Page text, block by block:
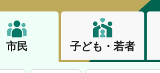
市民 子ども・若者